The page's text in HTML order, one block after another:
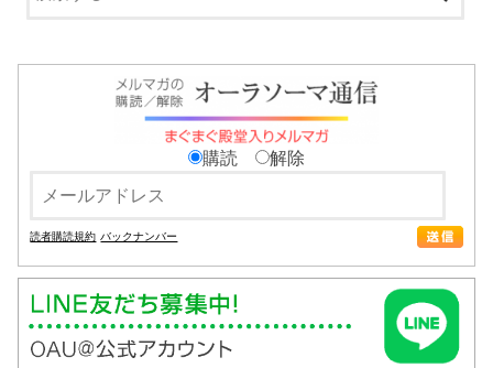
購読 解除
読者購読規約 バックナンバー